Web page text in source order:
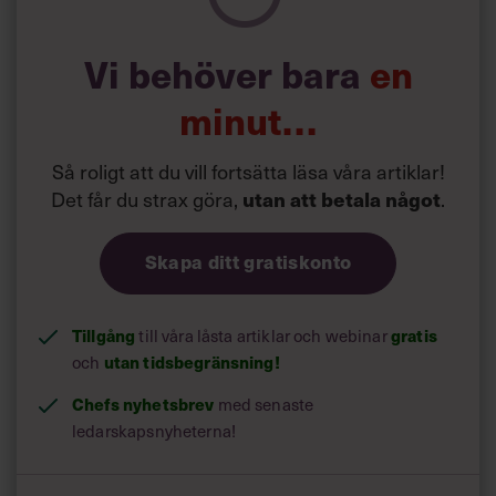
Vi behöver bara en
minut…
Så roligt att du vill fortsätta läsa våra artiklar!
Det får du strax göra, utan att betala något.
Skapa ditt gratiskonto
Tillgångtill våra låsta artiklar och webinargratis
och utan tidsbegränsning!
Chefs nyhetsbrev med senaste
ledarskapsnyheterna!